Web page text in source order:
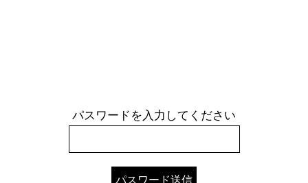
パスワードを入力してください